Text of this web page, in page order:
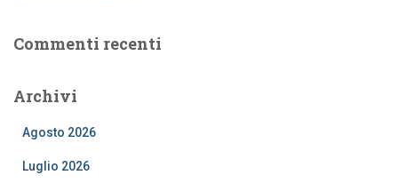
Commenti recenti
Archivi
Agosto 2026
Luglio 2026